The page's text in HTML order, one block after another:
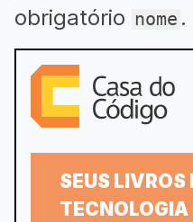
obrigatório nome .
SEUS LIVROS
TECNOLOGIA